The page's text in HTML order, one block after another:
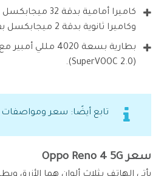
وكاميرا ثانوية بدقة 2 ميجابكسل بفتحة عدسة f/2.4.
(SuperVOOC 2.0).
تابع أيضًا: سعر ومواصفات
سعر Oppo Reno 4 5G